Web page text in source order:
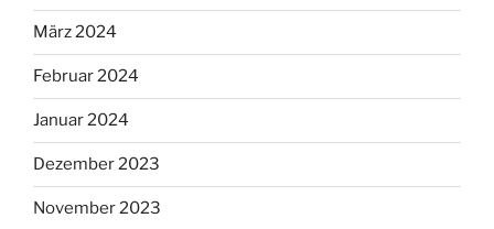
März 2024
Februar 2024
Januar 2024
Dezember 2023
November 2023